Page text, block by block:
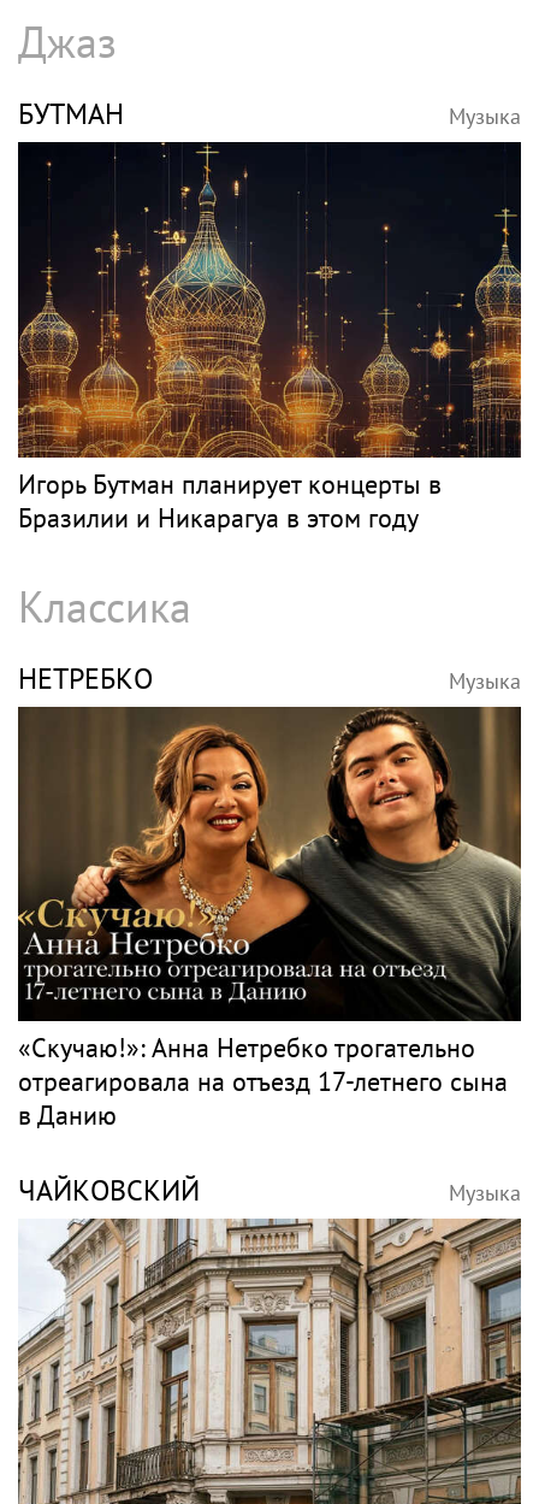
Певец Александр Розенбаум назвал
Любовь Орлову настоящей звездой
СЛЕПАКОВ Музыка
SHOT: комик Слепаков переписал свои
переезда
БУТМАН Музыка
Игорь Бутман планирует концерты в
Бразилии и Никарагуа в этом году
Классика
НЕТРЕБКО Музыка